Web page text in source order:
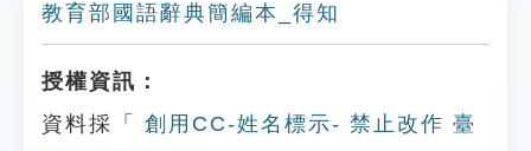
教育部國語辭典簡編本_得知
授權資訊：
資料採「
創用CC-姓名標示- 禁止改作 臺